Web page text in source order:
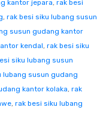
kantor jepara, rak besi
, rak besi siku lubang susun
susun gudang kantor
kendal, rak besi siku
siku lubang susun
lubang susun gudang
kantor kolaka, rak
, rak besi siku lubang